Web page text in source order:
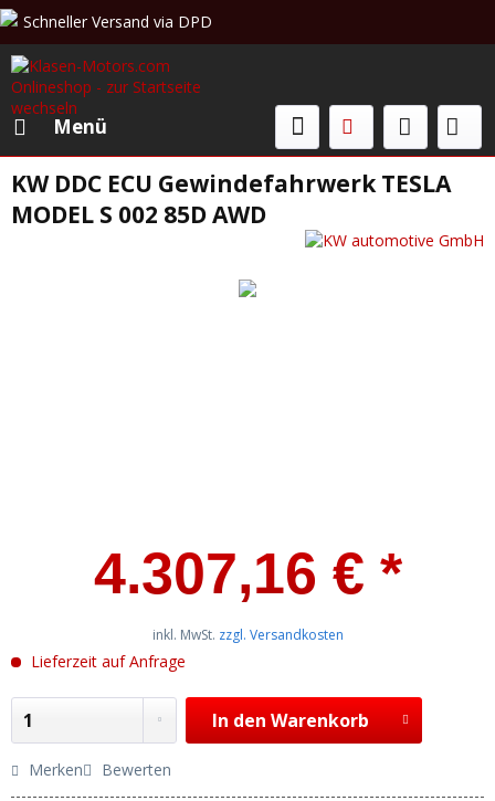
Schneller Versand via DPD
Beratung & Verkauf: +49 (0)208 62 67 34 02
Menü
KW DDC ECU Gewindefahrwerk TESLA
MODEL S 002 85D AWD
4.307,16 € *
inkl. MwSt. zzgl. Versandkosten
Lieferzeit auf Anfrage
In den Warenkorb
Merken Bewerten